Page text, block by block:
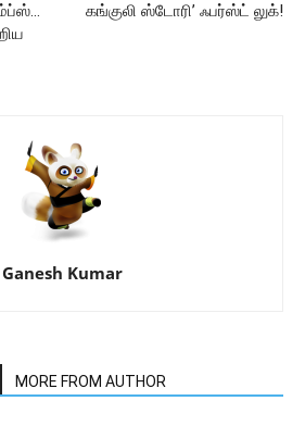
கங்குலி ஸ்டோரி’ ஃபர்ஸ்ட் லுக்!
Ganesh Kumar
MORE FROM AUTHOR